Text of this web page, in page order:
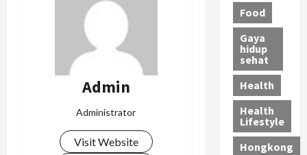
Admin
Administrator
Visit Website
Food
Gaya
hidup
sehat
Health
Health
Lifestyle
Hongkong